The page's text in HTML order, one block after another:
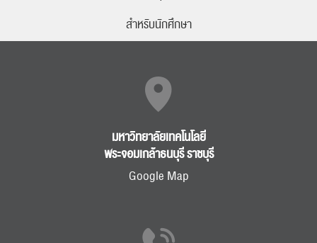
สำหรับนักศึกษา
มหาวิทยาลัยเทคโนโลยี
พระจอมเกล้าธนบุรี ราชบุรี
Google Map